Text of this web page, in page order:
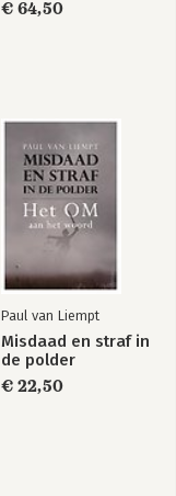
de Woningwet
€ 64,50
Paul van Liempt
Misdaad en straf in
de polder
€ 22,50